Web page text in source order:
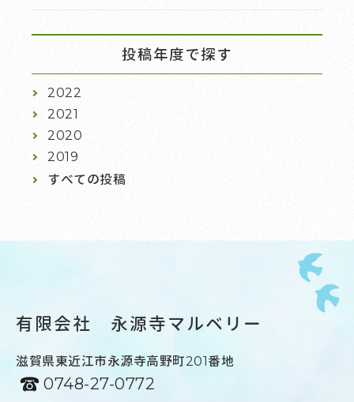
投稿年度で探す
2022
2021
2020
2019
すべての投稿
有限会社 永源寺マルベリー
滋賀県東近江市永源寺高野町201番地
0748-27-0772